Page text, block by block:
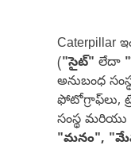
("సైట్" లేదా
అనుబంధ
ఫోటోగ్రాఫ్‌లు,
సంస్థ
"మనం",